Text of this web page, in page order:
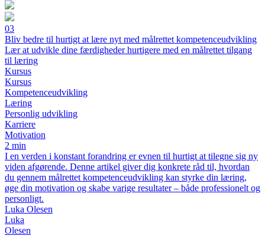
03
Bliv bedre til hurtigt at lære nyt med målrettet kompetenceudvikling
Lær at udvikle dine færdigheder hurtigere med en målrettet tilgang
til læring
Kursus
Kursus
Kompetenceudvikling
Læring
Personlig udvikling
Karriere
Motivation
2 min
I en verden i konstant forandring er evnen til hurtigt at tilegne sig ny
viden afgørende. Denne artikel giver dig konkrete råd til, hvordan
du gennem målrettet kompetenceudvikling kan styrke din læring,
øge din motivation og skabe varige resultater – både professionelt og
personligt.
Luka Olesen
Luka
Olesen